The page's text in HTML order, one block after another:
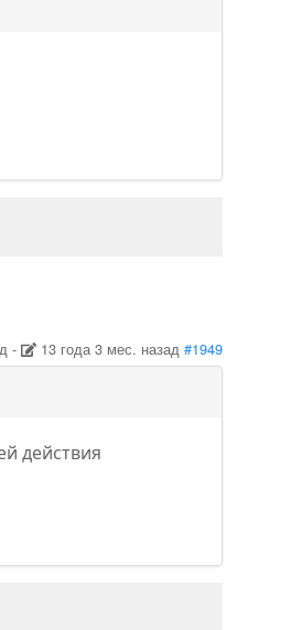
- 13 года 3 мес. назад #1949
действия